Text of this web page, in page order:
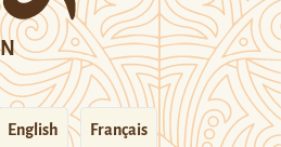
English Français